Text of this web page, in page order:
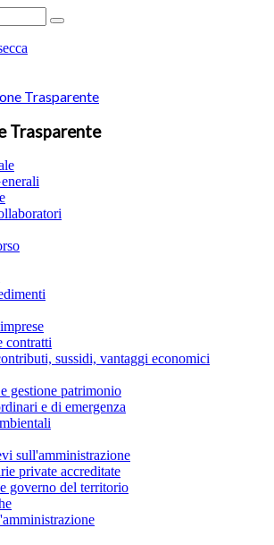
Trasparente
Trasparente
contratti
sussidi, vantaggi economici
gestione patrimonio
e di emergenza
sull'amministrazione
private accreditate
governo del territorio